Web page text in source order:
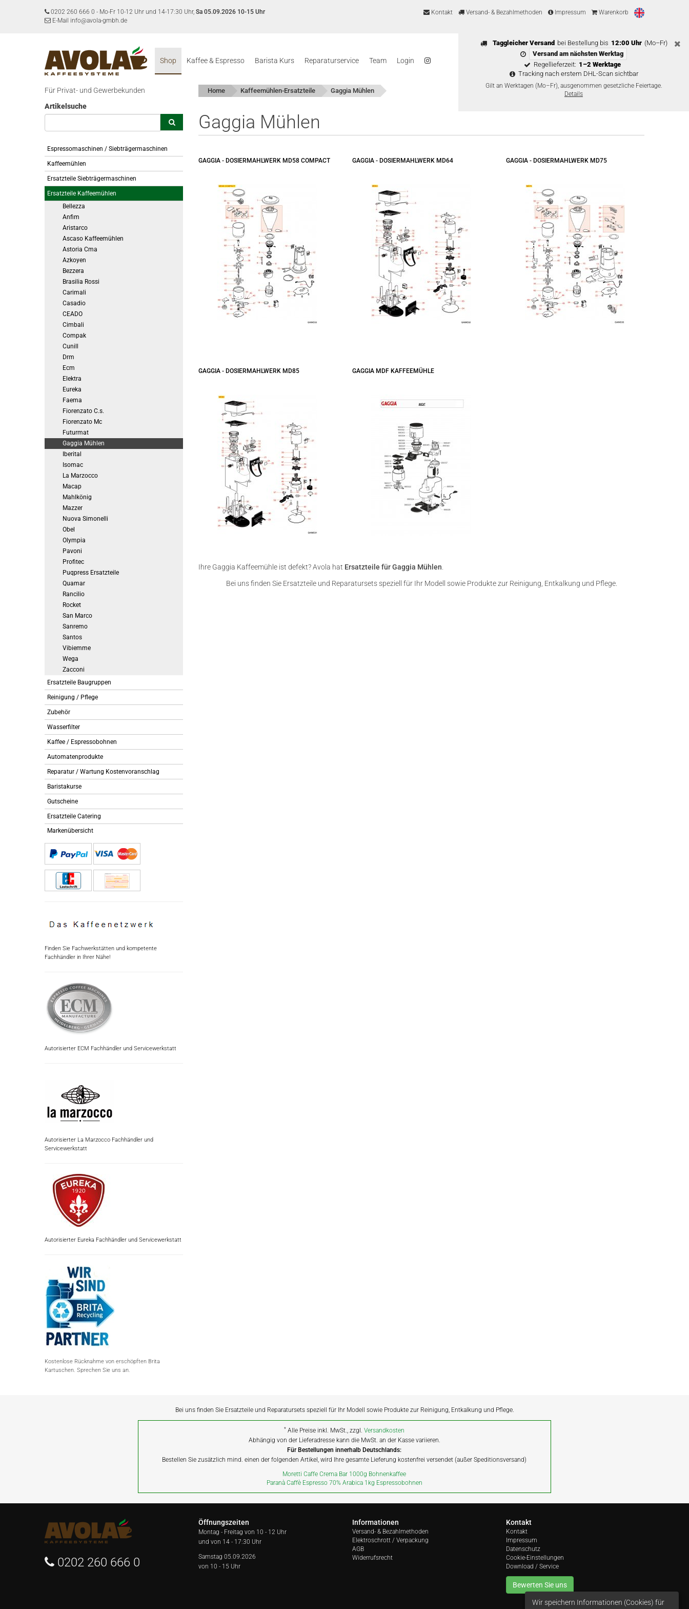
0202 260 666 0 - Mo-Fr 10-12 Uhr und 14-17:30 Uhr, Sa 05.09.2026 10-15 Uhr
E-Mail info@avola-gmbh.de
Kontakt Versand- & Bezahlmethoden Impressum Warenkorb
Taggleicher Versand bei Bestellung bis 12:00 Uhr (Mo–Fr)
Versand am nächsten Werktag
Regellieferzeit: 1–2 Werktage
Tracking nach erstem DHL-Scan sichtbar
Gilt an Werktagen (Mo–Fr), ausgenommen gesetzliche Feiertage.
Details
Shop Kaffee & Espresso Barista Kurs Reparaturservice Team Login
Für Privat- und Gewerbekunden
Artikelsuche
Espressomaschinen / Siebträgermaschinen
Kaffeemühlen
Ersatzteile Siebträgermaschinen
Ersatzteile Kaffeemühlen
Bellezza
Anfim
Aristarco
Ascaso Kaffeemühlen
Astoria Cma
Azkoyen
Bezzera
Brasilia Rossi
Carimali
Casadio
CEADO
Cimbali
Compak
Cunill
Drm
Ecm
Elektra
Eureka
Faema
Fiorenzato C.s.
Fiorenzato Mc
Futurmat
Gaggia Mühlen
Iberital
Isomac
La Marzocco
Macap
Mahlkönig
Mazzer
Nuova Simonelli
Obel
Olympia
Pavoni
Profitec
Puqpress Ersatzteile
Quamar
Rancilio
Rocket
San Marco
Sanremo
Santos
Vibiemme
Wega
Zacconi
Ersatzteile Baugruppen
Reinigung / Pflege
Zubehör
Wasserfilter
Kaffee / Espressobohnen
Automatenprodukte
Reparatur / Wartung Kostenvoranschlag
Baristakurse
Gutscheine
Ersatzteile Catering
Markenübersicht
Finden Sie Fachwerkstätten und kompetente
Fachhändler in Ihrer Nähe!
Autorisierter ECM Fachhändler und Servicewerkstatt
Autorisierter La Marzocco Fachhändler und
Servicewerkstatt
Autorisierter Eureka Fachhändler und Servicewerkstatt
Kostenlose Rücknahme von erschöpften Brita
Kartuschen. Sprechen Sie uns an.
Home Kaffeemühlen-Ersatzteile Gaggia Mühlen
Gaggia Mühlen
GAGGIA - DOSIERMAHLWERK MD58 COMPACT GAGGIA - DOSIERMAHLWERK MD64 GAGGIA - DOSIERMAHLWERK MD75
GAGGIA - DOSIERMAHLWERK MD85 GAGGIA MDF KAFFEEMÜHLE
Ihre Gaggia Kaffeemühle ist defekt? Avola hat Ersatzteile für Gaggia Mühlen
Bei uns finden Sie Ersatzteile und Reparatursets speziell für Ihr Modell sowie Produkte zur Reinigung, Entkalkung und Pflege.
Bei uns finden Sie Ersatzteile und Reparatursets speziell für Ihr Modell sowie Produkte zur Reinigung, Entkalkung und Pflege.
* Alle Preise inkl. MwSt., zzgl.Versandkosten
Abhängig von der Lieferadresse kann die MwSt. an der Kasse variieren.
Für Bestellungen innerhalb Deutschlands:
Bestellen Sie zusätzlich mind. einen der folgenden Artikel, wird Ihre gesamte Lieferung kostenfrei versendet (außer Speditionsversand)
Moretti Caffe Crema Bar 1000g Bohnenkaffee
Paranà Caffè Espresso 70% Arabica 1kg Espressobohnen
0202 260 666 0
Öffnungszeiten
Montag - Freitag von 10 - 12 Uhr
und von 14 - 17:30 Uhr
Samstag 05.09.2026
von 10 - 15 Uhr
Informationen
Versand- & Bezahlmethoden
Elektroschrott / Verpackung
AGB
Widerrufsrecht
Kontakt
Kontakt
Impressum
Datenschutz
Cookie-Einstellungen
Download / Service
Bewerten Sie uns
Wir speichern Informationen (Cookies) für